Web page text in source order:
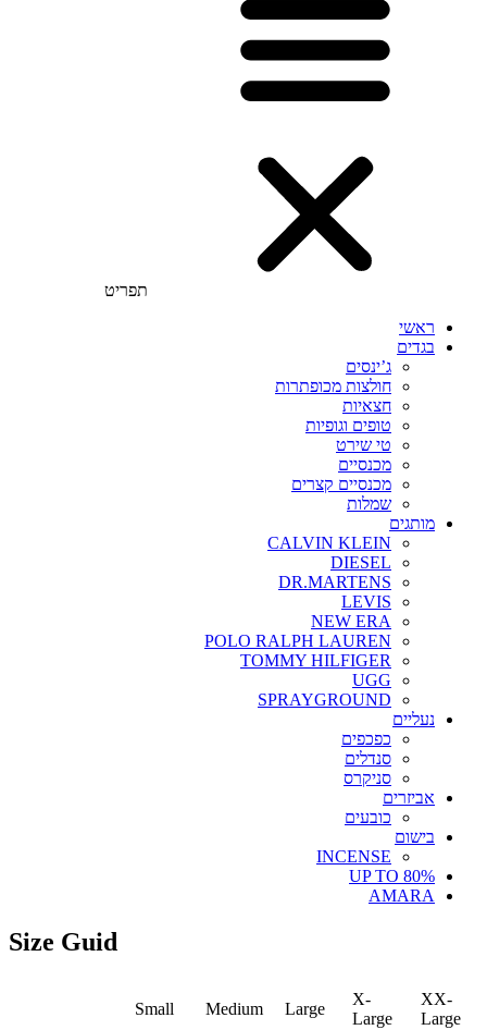
תפריט
ראשי
בגדים
ג’ינסים
חולצות מכופתרות
חצאיות
טופים וגופיות
טי שירט
מכנסיים
מכנסיים קצרים
שמלות
מותגים
CALVIN KLEIN
DIESEL
DR.MARTENS
LEVIS
NEW ERA
POLO RALPH LAUREN
TOMMY HILFIGER
UGG
SPRAYGROUND
נעליים
כפכפים
סנדלים
סניקרס
אביזרים
כובעים
בישום
INCENSE
UP TO 80%
AMARA
Size Guid
Small Medium Large
X-
Large
XX-
Large